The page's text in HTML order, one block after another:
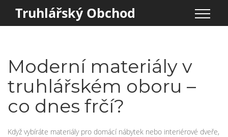
Truhlářský Obchod
Moderní materiály v
truhlářském oboru –
co dnes frčí?
Když vybíráte materiály pro domácí nábytek nebo interiérové dveře,